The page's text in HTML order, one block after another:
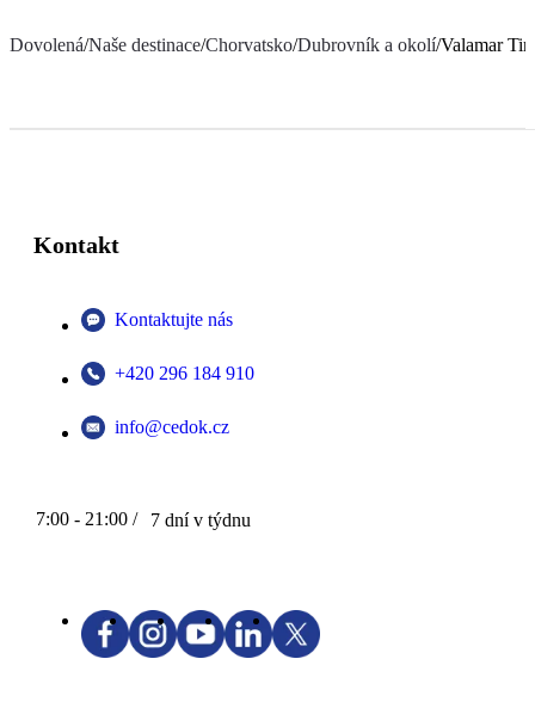
Dovolená/Naše destinace/Chorvatsko/Dubrovník a okolí/Valamar
Kontakt
Kontaktujte nás
+420 296 184 910
info@cedok.cz
7:00 - 21:00 / 7 dní v týdnu